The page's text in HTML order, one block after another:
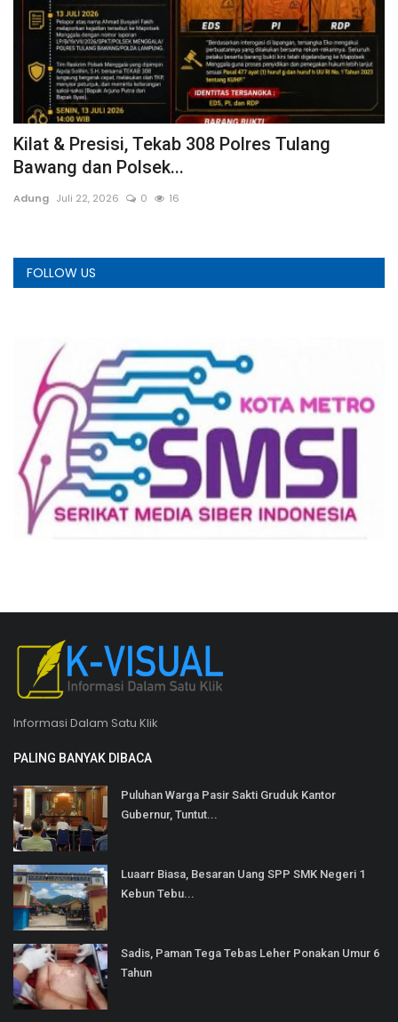
Kilat & Presisi, Tekab 308 Polres Tulang
Bawang dan Polsek...
Adung Juli 22, 2026 0 16
FOLLOW US
Informasi Dalam Satu Klik
PALING BANYAK DIBACA
Puluhan Warga Pasir Sakti Gruduk Kantor
Gubernur, Tuntut...
Luaarr Biasa, Besaran Uang SPP SMK Negeri 1
Kebun Tebu...
Sadis, Paman Tega Tebas Leher Ponakan Umur 6
Tahun